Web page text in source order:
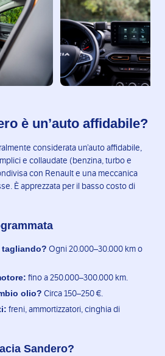
è un’auto affidabile?
considerata un’auto affidabile,
e collaudate (benzina, turbo e
con Renault e una meccanica
È apprezzata per il basso costo di
Ogni 20.000–30.000 km o
fino a 250.000–300.000 km.
olio? Circa 150–250 €.
freni, ammortizzatori, cinghia di
Sandero?